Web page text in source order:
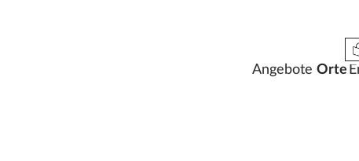
Angebote Orte